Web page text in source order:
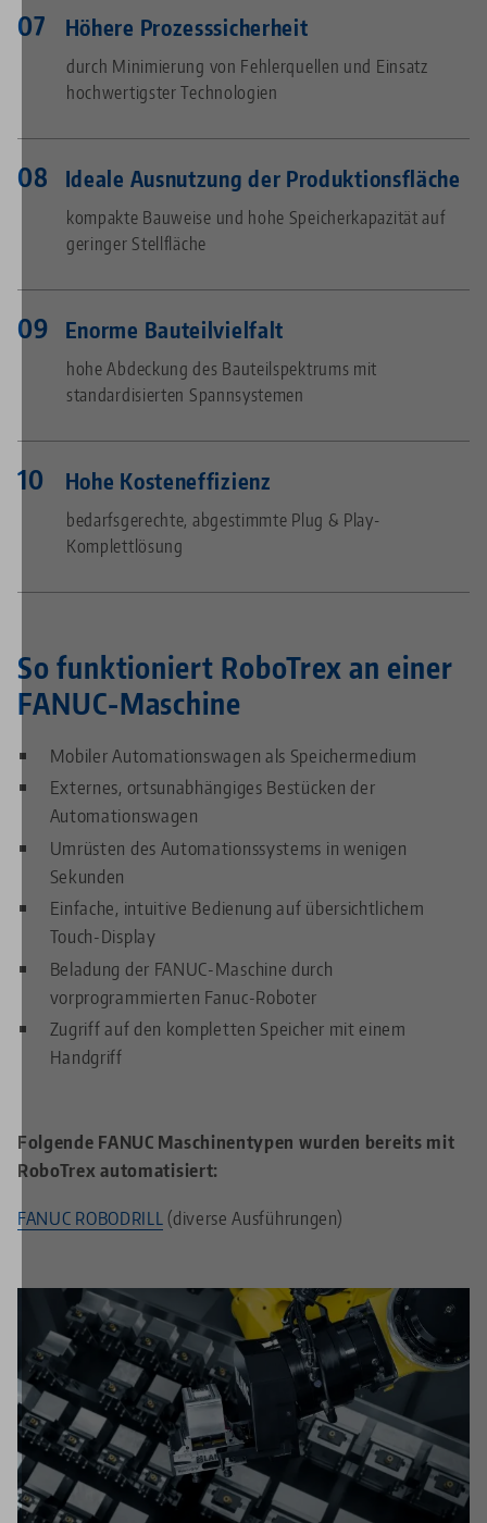
Höhere Prozesssicherheit
durch Minimierung von Fehlerquellen und Einsatz
hochwertigster Technologien
Ideale Ausnutzung der Produktionsfläche
kompakte Bauweise und hohe Speicherkapazität auf
geringer Stellfläche
Enorme Bauteilvielfalt
hohe Abdeckung des Bauteilspektrums mit
standardisierten Spannsystemen
Hohe Kosteneffizienz
bedarfsgerechte, abgestimmte Plug & Play-
Komplettlösung
So funktioniert RoboTrex an einer
FANUC-Maschine
Mobiler Automationswagen als Speichermedium
Externes, ortsunabhängiges Bestücken der
Automationswagen
Umrüsten des Automationssystems in wenigen
Sekunden
Einfache, intuitive Bedienung auf übersichtlichem
Touch-Display
Beladung der FANUC-Maschine durch
vorprogrammierten Fanuc-Roboter
Zugriff auf den kompletten Speicher mit einem
Handgriff
Folgende FANUC Maschinentypen wurden bereits mit
RoboTrex automatisiert:
FANUC ROBODRILL (diverse Ausführungen)